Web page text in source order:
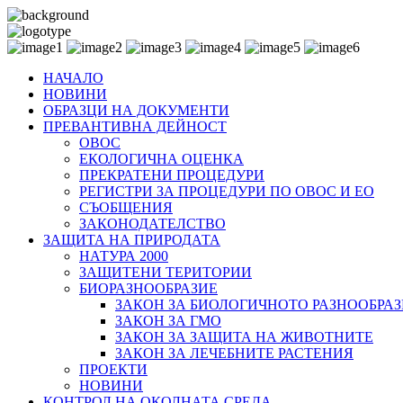
НАЧАЛО
НОВИНИ
ОБРАЗЦИ НА ДОКУМЕНТИ
ПРЕВАНТИВНА ДЕЙНОСТ
ОВОС
ЕКОЛОГИЧНА ОЦЕНКА
ПРЕКРАТЕНИ ПРОЦЕДУРИ
РЕГИСТРИ ЗА ПРОЦЕДУРИ ПО ОВОС И ЕО
СЪОБЩЕНИЯ
ЗАКОНОДАТЕЛСТВО
ЗАЩИТА НА ПРИРОДАТА
НАТУРА 2000
ЗАЩИТЕНИ ТЕРИТОРИИ
БИОРАЗНООБРАЗИЕ
ЗАКОН ЗА БИОЛОГИЧНОТО
ЗАКОН ЗА ГМО
ЗАКОН ЗА ЗАЩИТА НА ЖИВОТНИТЕ
ЗАКОН ЗА ЛЕЧЕБНИТЕ РАСТЕНИЯ
ПРОЕКТИ
НОВИНИ